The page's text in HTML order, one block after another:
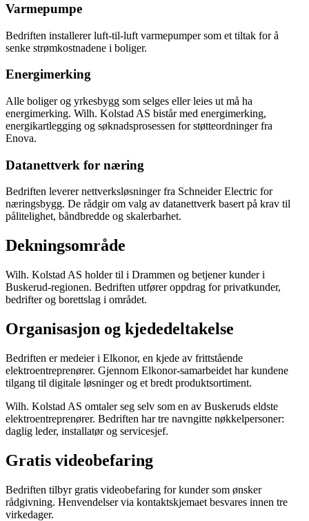
Varmepumpe
Bedriften installerer luft-til-luft varmepumper som et tiltak for å
senke strømkostnadene i boliger.
Energimerking
Alle boliger og yrkesbygg som selges eller leies ut må ha
energimerking. Wilh. Kolstad AS bistår med energimerking,
energikartlegging og søknadsprosessen for støtteordninger fra
Enova.
Datanettverk for næring
Bedriften leverer nettverksløsninger fra Schneider Electric for
næringsbygg. De rådgir om valg av datanettverk basert på krav til
pålitelighet, båndbredde og skalerbarhet.
Dekningsområde
Wilh. Kolstad AS holder til i Drammen og betjener kunder i
Buskerud-regionen. Bedriften utfører oppdrag for privatkunder,
bedrifter og borettslag i området.
Organisasjon og kjededeltakelse
Bedriften er medeier i Elkonor, en kjede av frittstående
elektroentreprenører. Gjennom Elkonor-samarbeidet har kundene
tilgang til digitale løsninger og et bredt produktsortiment.
Wilh. Kolstad AS omtaler seg selv som en av Buskeruds eldste
elektroentreprenører. Bedriften har tre navngitte nøkkelpersoner:
daglig leder, installatør og servicesjef.
Gratis videobefaring
Bedriften tilbyr gratis videobefaring for kunder som ønsker
rådgivning. Henvendelser via kontaktskjemaet besvares innen tre
virkedager.